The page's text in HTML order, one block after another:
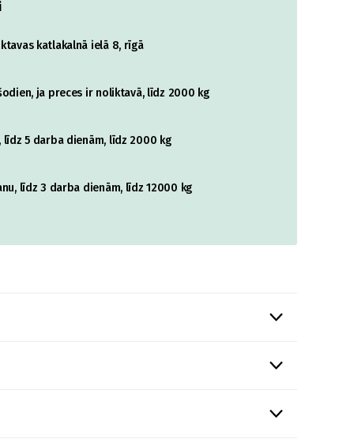
katlakalnā ielā 8, rīgā
ja preces ir noliktavā, līdz 2000 kg
5 darba dienām, līdz 2000 kg
līdz 3 darba dienām, līdz 12000 kg